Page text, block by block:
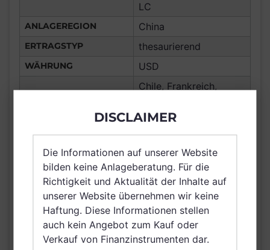
LC
ANLAGEREGION China
ERTRAGSTYP thesaurierend
WÄHRUNG USD
VERTRIEBSZULASSUNG
Chile, Frankreich,
Luxemburg, Schweiz,
Emirate, Singapur,
Brunei Darussalam,
Saudi Arabien
AUSGABEAUFSCHLAG N/A
MAX. LAUFENDE
KOSTEN
DISCLAIMER
Die Informationen auf unserer Website
bilden keine Anlageberatung. Für die
Richtigkeit und Aktualität der Inhalte auf
unserer Website übernehmen wir keine
Haftung. Diese Informationen stellen
auch kein Angebot zum Kauf oder
Verkauf von Finanzinstrumenten dar.